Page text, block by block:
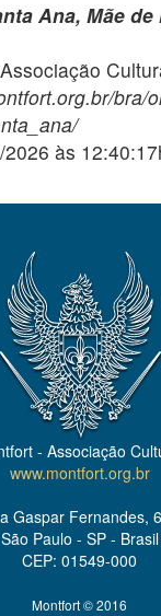
Ana, Mãe de
bra/
às
- Associação
www.montfort.org.br
Gaspar Fernandes,
São Paulo - SP - Brasil
CEP: 01549-000
Montfort © 2016